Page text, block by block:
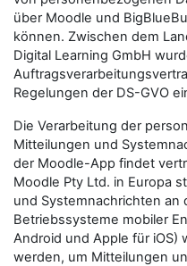
über Moodle und
können. Zwischen dem
Digital Learning GmbH
Regelungen der DS-GVO
Die Verarbeitung der
Mitteilungen und
der Moodle-App findet
Moodle Pty Ltd. in Europa
und Systemnachrichten an
Betriebssysteme mobiler
Android und Apple für iOS)
werden, um Mitteilungen